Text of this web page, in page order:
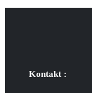
Kontakt :